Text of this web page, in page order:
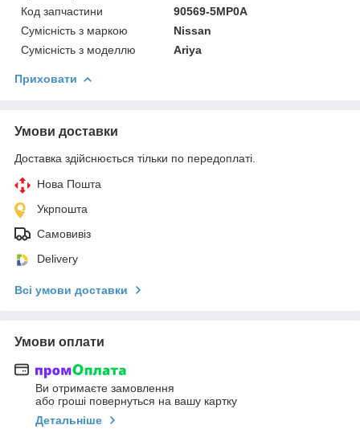
Код запчастини
90569-5MP0A
Сумісність з маркою
Nissan
Сумісність з моделлю
Ariya
Приховати
Умови доставки
Доставка здійснюється тільки по передоплаті.
Нова Пошта
Укрпошта
Самовивіз
Delivery
Всі умови доставки
Умови оплати
Ви отримаєте замовлення
або гроші повернуться на вашу картку
Детальніше